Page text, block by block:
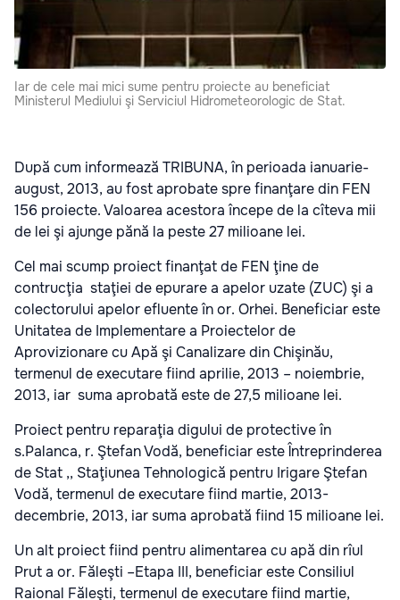
Iar de cele mai mici sume pentru proiecte au beneficiat
Ministerul Mediului şi Serviciul Hidrometeorologic de Stat.
După cum informează TRIBUNA, în perioada ianuarie-
august, 2013, au fost aprobate spre finanţare din FEN
156 proiecte. Valoarea acestora începe de la cîteva mii
de lei şi ajunge pănă la peste 27 milioane lei.
Cel mai scump proiect finanţat de FEN ţine de
contrucţia staţiei de epurare a apelor uzate (ZUC) şi a
colectorului apelor efluente în or. Orhei. Beneficiar este
Unitatea de Implementare a Proiectelor de
Aprovizionare cu Apă şi Canalizare din Chişinău,
termenul de executare fiind aprilie, 2013 – noiembrie,
2013, iar suma aprobată este de 27,5 milioane lei.
Proiect pentru reparaţia digului de protective în
s.Palanca, r. Ştefan Vodă, beneficiar este Întreprinderea
de Stat ,, Staţiunea Tehnologică pentru Irigare Ştefan
Vodă, termenul de executare fiind martie, 2013-
decembrie, 2013, iar suma aprobată fiind 15 milioane lei.
Un alt proiect fiind pentru alimentarea cu apă din rîul
Prut a or. Făleşti –Etapa III, beneficiar este Consiliul
Raional Făleşti, termenul de executare fiind martie,